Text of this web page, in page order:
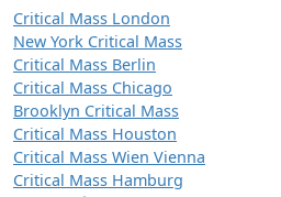
Critical Mass London
New York Critical Mass
Critical Mass Berlin
Critical Mass Chicago
Brooklyn Critical Mass
Critical Mass Houston
Critical Mass Wien Vienna
Critical Mass Hamburg